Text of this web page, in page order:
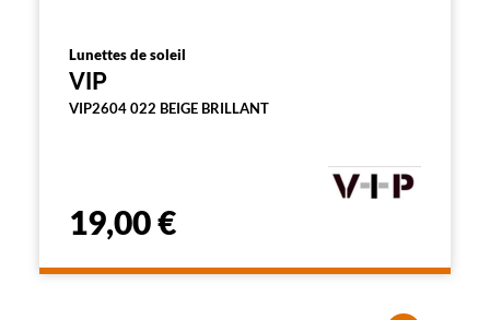
Lunettes de soleil
VIP
VIP2604 022 BEIGE BRILLANT
19,00 €